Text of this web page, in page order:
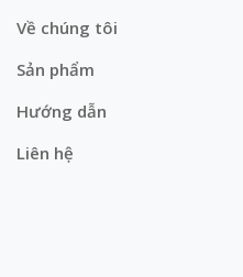
Về chúng tôi
Sản phẩm
Hướng dẫn
Liên hệ